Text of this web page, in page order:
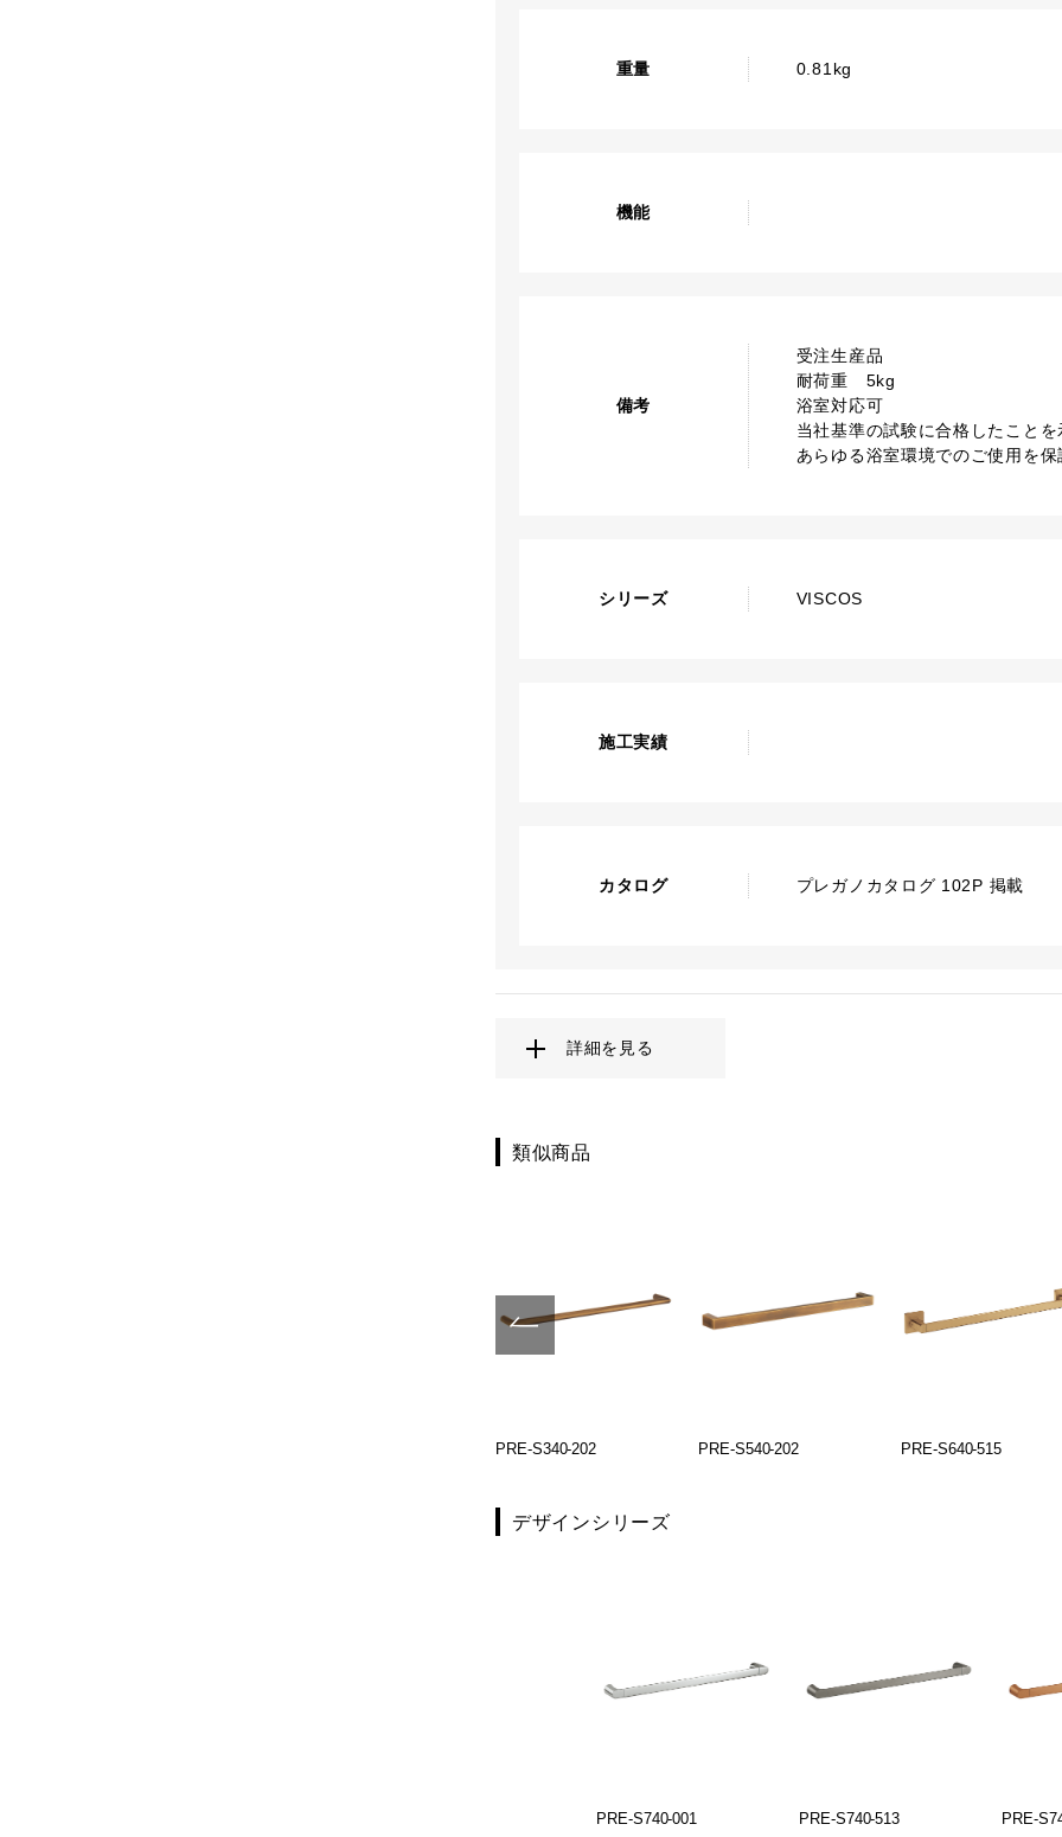
重量 0.81kg
機能
備考
受注生産品
耐荷重 5kg
浴室対応可
当社基準の試験に合格したこと
あらゆる浴室環境でのご使用を
シリーズ VISCOS
施工実績
カタログ プレガノカタログ 102P 掲載
詳細を見る
類似商品
PRE-S340-202 PRE-S540-202 PRE-S640-515
デザインシリーズ
PRE-S740-001 PRE-S740-513 PRE-